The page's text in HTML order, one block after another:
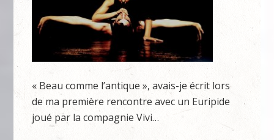
« Beau comme l’antique », avais-je écrit lors
de ma première rencontre avec un Euripide
joué par la compagnie Vivi…